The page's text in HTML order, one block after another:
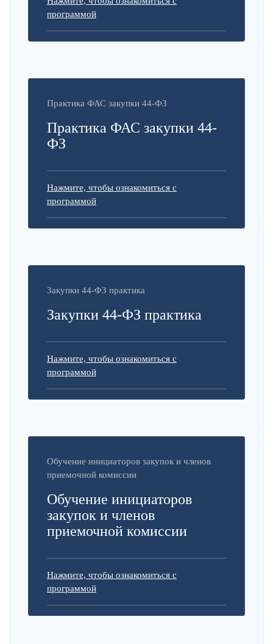
программой
Практика ФАС закупки 44-ФЗ
Практика ФАС закупки 44-
ФЗ
Нажмите, чтобы ознакомиться с
программой
Закупки 44-ФЗ практика
Закупки 44-ФЗ практика
Нажмите, чтобы ознакомиться с
программой
Обучение инициаторов закупок и членов
приемочной комиссии
Обучение инициаторов
закупок и членов
приемочной комиссии
Нажмите, чтобы ознакомиться с
программой